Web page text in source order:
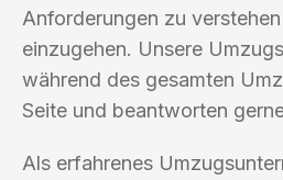
Anforderungen zu
einzugehen. Unsere
während des gesamten
Seite und beantworten
Als erfahrenes